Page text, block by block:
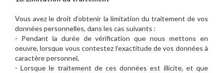
Vous avez le droit d’obtenir la limitation du traitement de vos
données personnelles, dans les cas suivants :
- Pendant la durée de vérification que nous mettons en
oeuvre, lorsque vous contestez l’exactitude de vos données à
caractère personnel,
- Lorsque le traitement de ces données est illicite, et que